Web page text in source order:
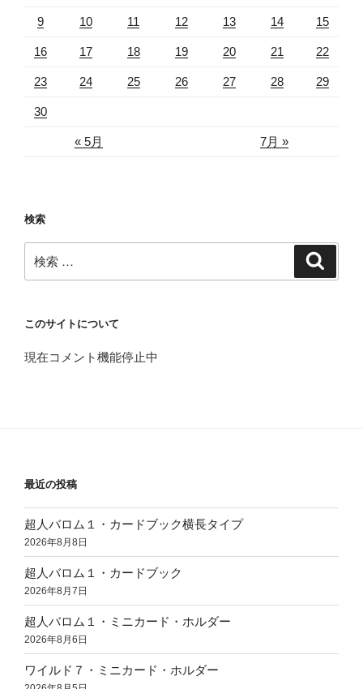
« 5月 7月 »
9 10 11 12 13 14 15
16 17 18 19 20 21 22
23 24 25 26 27 28 29
30
検索
検
索:
このサイトについて
現在コメント機能停止中
最近の投稿
超人バロム１・カードブック横長タイプ
2026年8月8日
超人バロム１・カードブック
2026年8月7日
超人バロム１・ミニカード・ホルダー
2026年8月6日
ワイルド７・ミニカード・ホルダー